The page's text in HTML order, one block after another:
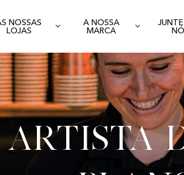
NOSSAS
LOJAS
A NOSSA
MARCA
artista